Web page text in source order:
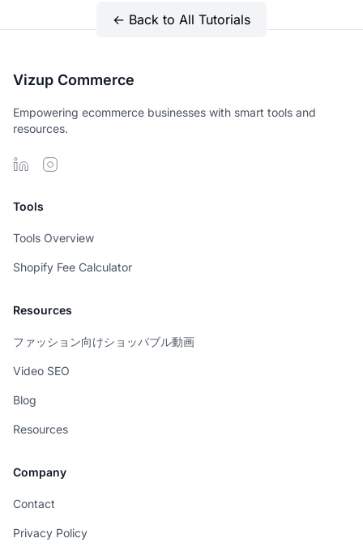
← Back to All Tutorials
Vizup Commerce
Empowering ecommerce businesses with smart tools and
resources.
Tools
Tools Overview
Shopify Fee Calculator
Resources
ファッション向けショッパブル動画
Video SEO
Blog
Resources
Company
Contact
Privacy Policy